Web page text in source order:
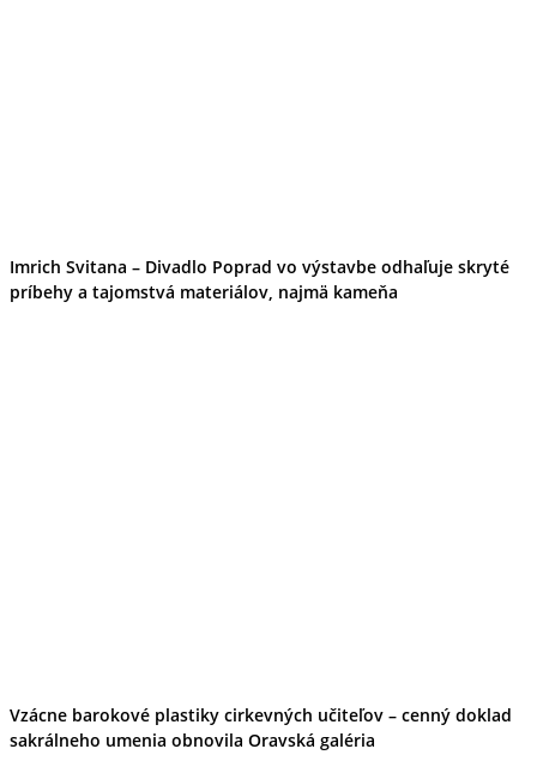
Imrich Svitana – Divadlo Poprad vo výstavbe odhaľuje skryté
príbehy a tajomstvá materiálov, najmä kameňa
Vzácne barokové plastiky cirkevných učiteľov – cenný doklad
sakrálneho umenia obnovila Oravská galéria